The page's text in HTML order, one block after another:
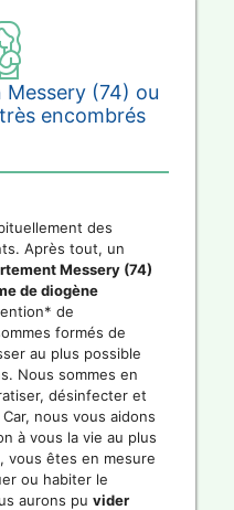
Messery (74) ou
encombrés
des
Après tout, un
Messery (74)
de diogène
de
formés de
au plus possible
Nous sommes en
désinfecter et
nous vous aidons
à vous la vie au plus
vous êtes en mesure
ou habiter le
aurons pu vider